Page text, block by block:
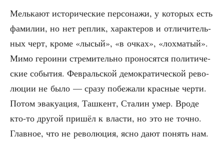
Мель­ка­ют исто­ри­че­ские пер­со­на­жи, у кото­рых есть
фами­лии, но нет реплик, харак­те­ров и отли­чи­тель­
ных черт, кро­ме «лысый», «в очках», «лох­ма­тый».
Мимо геро­и­ни стре­ми­тель­но про­но­сят­ся поли­ти­че­
ские собы­тия. Фев­раль­ской демо­кра­ти­че­ской рево­
лю­ции не было — сра­зу побе­жа­ли крас­ные чер­ти.
Потом эва­ку­а­ция, Таш­кент, Ста­лин умер. Вро­де
кто-то дру­гой при­шёл к вла­сти, но это не точ­но.
Глав­ное, что не рево­лю­ция, ясно дают понять нам.